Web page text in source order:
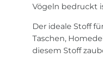
Vögeln bedruckt
Der ideale Stoff
Taschen,
diesem Stoff